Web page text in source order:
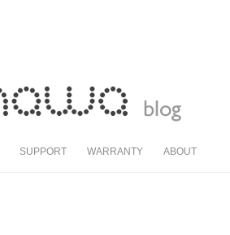
SUPPORT WARRANTY ABOUT